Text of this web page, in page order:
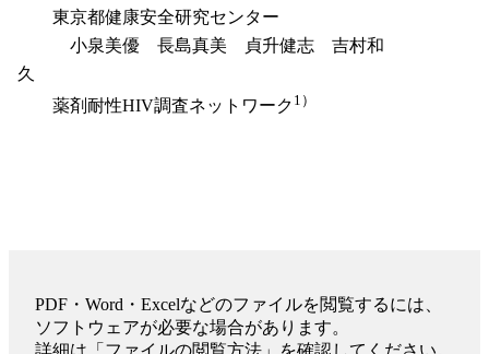
東京都健康安全研究センター
小泉美優 長島真美 貞升健志 吉村和
久
薬剤耐性HIV調査ネットワーク 1）
PDF・Word・Excelなどのファイルを閲覧するには、
ソフトウェアが必要な場合があります。
詳細は「ファイルの閲覧方法」を確認してください。